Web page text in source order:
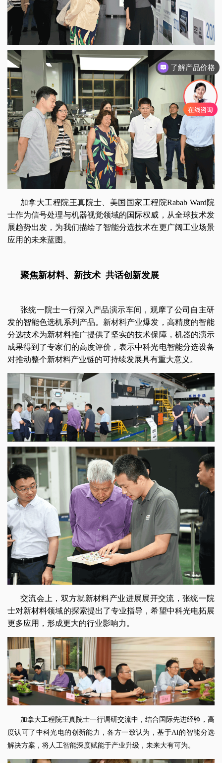
加拿大工程院王真院士、美国国家工程院Rabab Ward院
士作为信号处理与机器视觉领域的国际权威，从全球技术发
展趋势出发，为我们描绘了智能分选技术在更广阔工业场景
应用的未来蓝图。
聚焦新材料、新技术  共话创新发展
张统一院士一行深入产品演示车间，观摩了公司自主研
发的智能色选机系列产品。新材料产业爆发，高精度的智能
分选技术为新材料推广提供了坚实的技术保障，机器的演示
成果得到了专家们的高度评价，表示中科光电智能分选设备
对推动整个新材料产业链的可持续发展具有重大意义。
交流会上，双方就新材料产业进展展开交流，张统一院
士对新材料领域的探索提出了专业指导，希望中科光电拓展
更多应用，形成更大的行业影响力。
加拿大工程院王真院士一行调研交流中，结合国际先进经验，高
度认可了中科光电的创新能力，各方一致认为，基于AI的智能分选
解决方案，将人工智能深度赋能于产业升级，未来大有可为。
了解产品价格